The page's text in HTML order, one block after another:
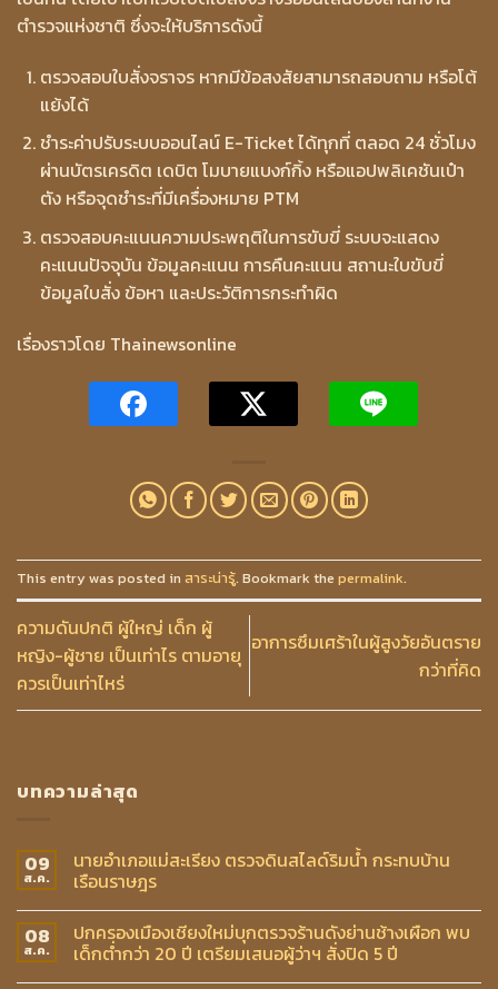
ตำรวจแห่งชาติ ซึ่งจะให้บริการดังนี้
ตรวจสอบใบสั่งจราจร หากมีข้อสงสัยสามารถสอบถาม หรือโต้
แย้งได้
ชำระค่าปรับระบบออนไลน์ E-Ticket ได้ทุกที่ ตลอด 24 ชั่วโมง
ผ่านบัตรเครดิต เดบิต โมบายแบงก์กิ้ง หรือแอปพลิเคชันเป๋า
ตัง หรือจุดชำระที่มีเครื่องหมาย PTM
ตรวจสอบคะแนนความประพฤติในการขับขี่ ระบบจะแสดง
คะแนนปัจจุบัน ข้อมูลคะแนน การคืนคะแนน สถานะใบขับขี่
ข้อมูลใบสั่ง ข้อหา และประวัติการกระทำผิด
เรื่องราวโดย Thainewsonline
This entry was posted in สาระน่ารู้. Bookmark the permalink.
ความดันปกติ ผู้ใหญ่ เด็ก ผู้
หญิง-ผู้ชาย เป็นเท่าไร ตามอายุ
ควรเป็นเท่าไหร่
อาการซึมเศร้าในผู้สูงวัยอันตราย
กว่าที่คิด
บทความล่าสุด
09
ส.ค.
นายอำเภอแม่สะเรียง ตรวจดินสไลด์ริมน้ำ กระทบบ้าน
เรือนราษฎร
08
ส.ค.
ปกครองเมืองเชียงใหม่บุกตรวจร้านดังย่านช้างเผือก พบ
เด็กต่ำกว่า 20 ปี เตรียมเสนอผู้ว่าฯ สั่งปิด 5 ปี